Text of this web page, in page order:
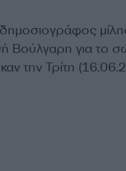
Βούλγαρη για το
την Τρίτη